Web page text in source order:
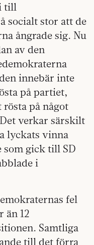
till
socialt stor att de
ångrade sig. Nu
av den
innebär inte
på partiet,
på något
verkar särskilt
lyckats vinna
som gick till SD
i
fel
än 12
Samtliga
till det förra